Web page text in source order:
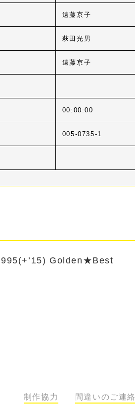
遠藤京子
萩田光男
遠藤京子
00:00:00
005-0735-1
Golden★Best
制作協力 間違いのご連絡